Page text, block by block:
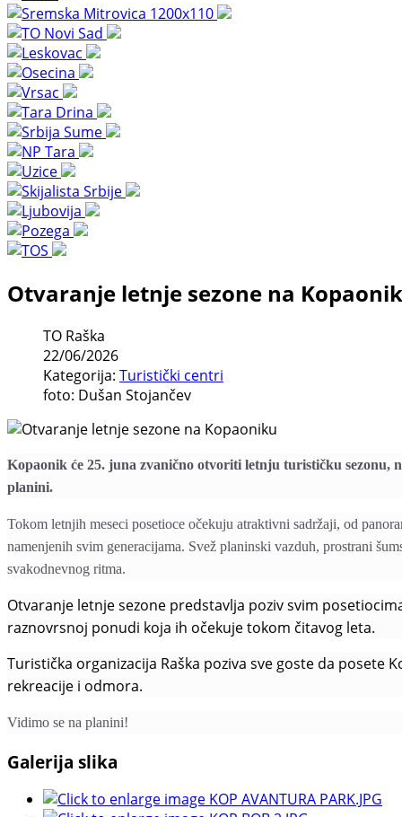
Otvaranje letnje sezone na
TO Raška
22/06/2026
Kategorija: Turistički centri
foto: Dušan Stojančev
Kopaonik će 25. juna zvanično otvoriti letnju turističku
planini.
Tokom letnjih meseci posetioce očekuju atraktivni sadržaji, od
namenjenih svim generacijama. Svež planinski vazduh, prostrani
svakodnevnog ritma.
Otvaranje letnje sezone predstavlja poziv svim
raznovrsnoj ponudi koja ih očekuje tokom čitavog leta.
Turistička organizacija Raška poziva sve goste da
rekreacije i odmora.
Vidimo se na planini!
Galerija slika